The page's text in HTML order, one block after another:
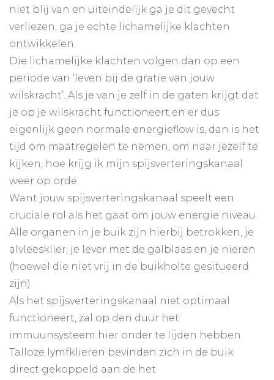
niet blij van en uiteindelijk ga je dit gevecht
verliezen, ga je echte lichamelijke klachten
ontwikkelen.
Die lichamelijke klachten volgen dan op een
periode van ‘leven bij de gratie van jouw
wilskracht’. Als je van je zelf in de gaten krijgt dat
je op je wilskracht functioneert en er dus
eigenlijk geen normale energieflow is, dan is het
tijd om maatregelen te nemen, om naar jezelf te
kijken, hoe krijg ik mijn spijsverteringskanaal
weer op orde.
Want jouw spijsverteringskanaal speelt een
cruciale rol als het gaat om jouw energie niveau.
Alle organen in je buik zijn hierbij betrokken, je
alvleesklier, je lever met de galblaas en je nieren
(hoewel die niet vrij in de buikholte gesitueerd
zijn).
Als het spijsverteringskanaal niet optimaal
functioneert, zal op den duur het
immuunsysteem hier onder te lijden hebben.
Talloze lymfklieren bevinden zich in de buik
direct gekoppeld aan de het